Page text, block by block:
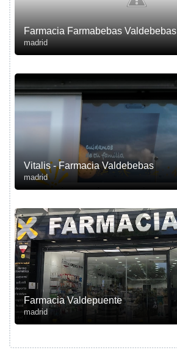
Farmacia Farmabebas Valdebebas
madrid
Vitalis - Farmacia Valdebebas
madrid
Farmacia Valdepuente
madrid